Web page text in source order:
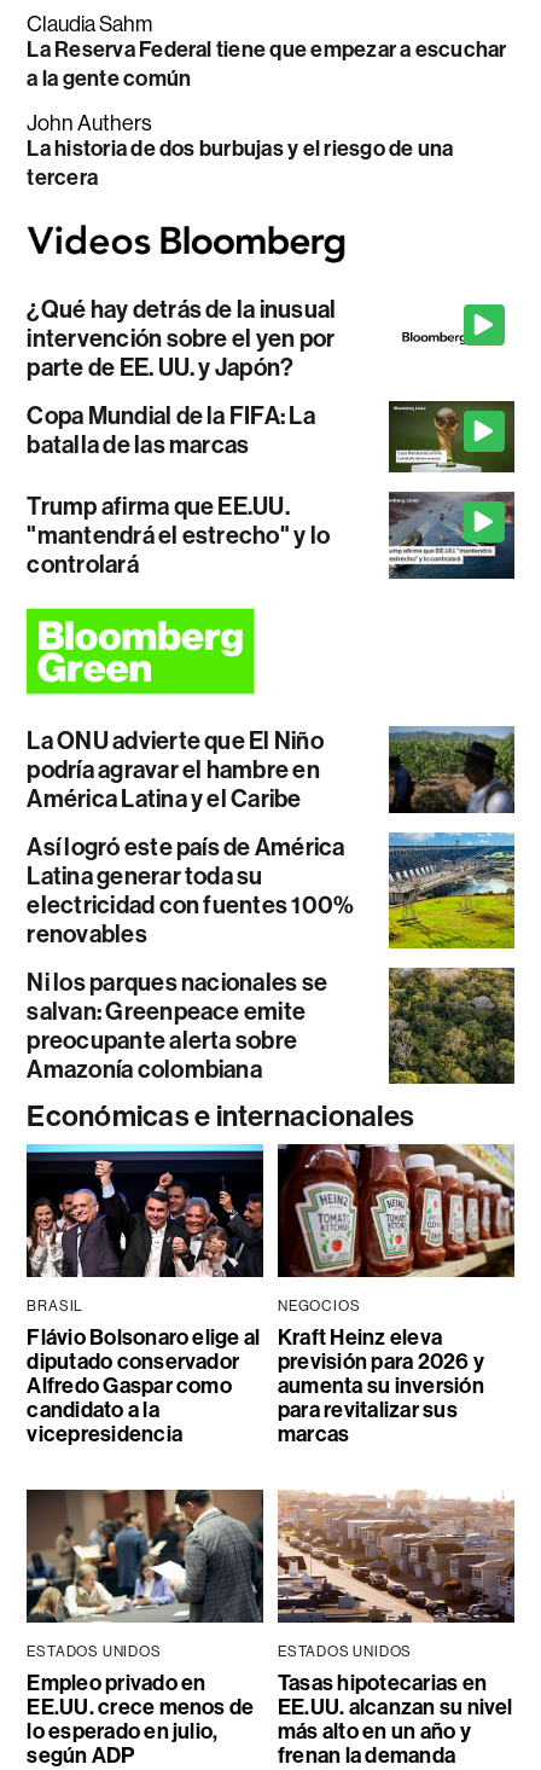
Claudia Sahm
La Reserva Federal tiene que empezar a escuchar
a la gente común
John Authers
La historia de dos burbujas y el riesgo de una
tercera
¿Qué hay detrás de la inusual
intervención sobre el yen por
parte de EE. UU. y Japón?
Copa Mundial de la FIFA: La
batalla de las marcas
Trump afirma que EE.UU.
"mantendrá el estrecho" y lo
controlará
La ONU advierte que El Niño
podría agravar el hambre en
América Latina y el Caribe
Así logró este país de América
Latina generar toda su
electricidad con fuentes 100%
renovables
Ni los parques nacionales se
salvan: Greenpeace emite
preocupante alerta sobre
Amazonía colombiana
Económicas e internacionales
BRASIL
Flávio Bolsonaro elige al
diputado conservador
Alfredo Gaspar como
candidato a la
vicepresidencia
NEGOCIOS
Kraft Heinz eleva
previsión para 2026 y
aumenta su inversión
para revitalizar sus
marcas
ESTADOS UNIDOS
Empleo privado en
EE.UU. crece menos de
lo esperado en julio,
según ADP
ESTADOS UNIDOS
Tasas hipotecarias en
EE.UU. alcanzan su nivel
más alto en un año y
frenan la demanda